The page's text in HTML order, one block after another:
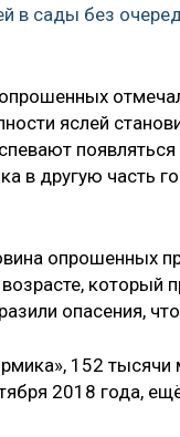
в сады без
яслей
в другую часть
опрошенных
опасения,
152
2018 года,